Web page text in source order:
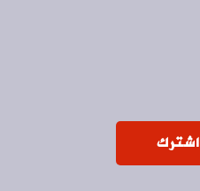
اشترك